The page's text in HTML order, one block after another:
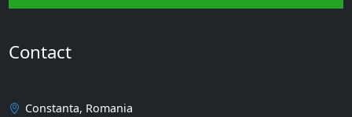
Contact
Constanta, Romania